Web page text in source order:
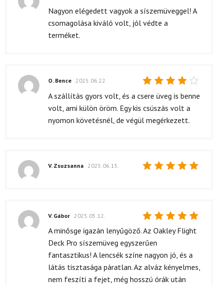
Értékelés:
Nagyon elégedett vagyok a síszemüveggel! A
csomagolása kiváló volt, jól védte a
terméket.
Értékelés:
/ 5
O. Bence 2025.06.22.
A szállítás gyors volt, és a csere üveg is benne
volt, ami külön öröm. Egy kis csúszás volt a
nyomon követésnél, de végül megérkezett.
V. Zsuzsanna 2025.06.15.
Értékelés:
V. Gábor 2025.05.12.
A minősge igazán lenyűgöző. Az Oakley Flight
Deck Pro síszemüveg egyszerűen
fantasztikus! A lencsék színe nagyon jó, és a
látás tisztasága páratlan. Az alváz kényelmes,
nem feszíti a fejet, még hosszú órák után